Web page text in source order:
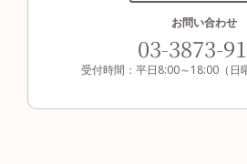
お問い合わせ
03-3873-
受付時間：平日8:00～18:00（日